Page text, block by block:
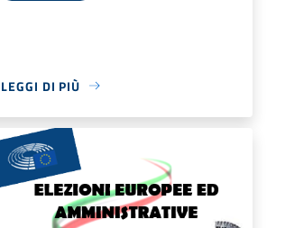
LEGGI DI PIÙ